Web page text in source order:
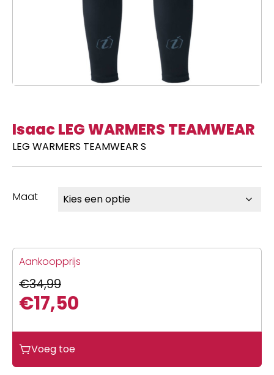
Isaac LEG WARMERS TEAMWEAR
LEG WARMERS TEAMWEAR S
Maat
Aankoopprijs
€34,99
prijs
was:
€34,99.
€17,50
prijs
is:
€17,50.
LEG
WARMERS
Voeg toe